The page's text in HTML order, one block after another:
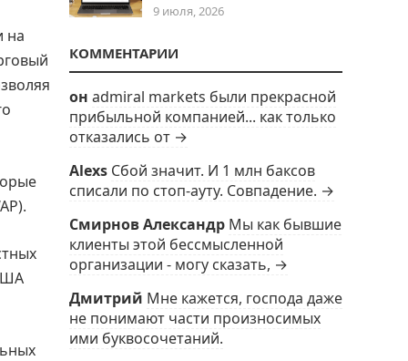
на
9 июля, 2026
КОММЕНТАРИИ
он admiral markets были прекрасной
прибыльной компанией... как только
отказались от →
Alexs Сбой значит. И 1 млн баксов
списали по стоп-ауту. Совпадение. →
Смирнов Александр Мы как бывшие
клиенты этой бессмысленной
организации - могу сказать, →
Дмитрий Мне кажется, господа даже
не понимают части произносимых
ими буквосочетаний.